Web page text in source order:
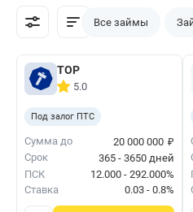
этой программы — вы не
полном распоряжении.
до 1000000 рублей.
Все займы
ТОР
5.0
Под залог ПТС
Сумма до 20 000 000 ₽
Срок
365 - 3650 дней
ПСК
12.000 - 292.000%
Ставка
0.03 - 0.8%